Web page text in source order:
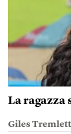
La ragazza
Giles Tremlett